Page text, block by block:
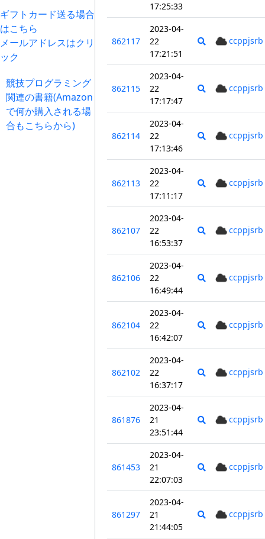
ギフトカード送る場合
はこちら
メールアドレスはクリ
ック
競技プログラミング
関連の書籍(Amazon
で何か購入される場
合もこちらから)
17:25:33
862117
2023-04-
22
17:21:51
ccppjsrb
862115
2023-04-
22
17:17:47
ccppjsrb
862114
2023-04-
22
17:13:46
ccppjsrb
862113
2023-04-
22
17:11:17
ccppjsrb
862107
2023-04-
22
16:53:37
ccppjsrb
862106
2023-04-
22
16:49:44
ccppjsrb
862104
2023-04-
22
16:42:07
ccppjsrb
862102
2023-04-
22
16:37:17
ccppjsrb
861876
2023-04-
21
23:51:44
ccppjsrb
861453
2023-04-
21
22:07:03
ccppjsrb
861297
2023-04-
21
21:44:05
ccppjsrb